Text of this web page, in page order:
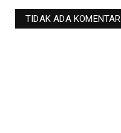
TIDAK ADA KOMENTAR